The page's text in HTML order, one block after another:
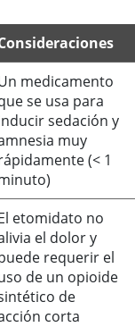
la inducción
medicamento
se usa para
sedación y
muy
(< 1
etomidato no
el dolor y
requerir el
de un opioide
de
corta